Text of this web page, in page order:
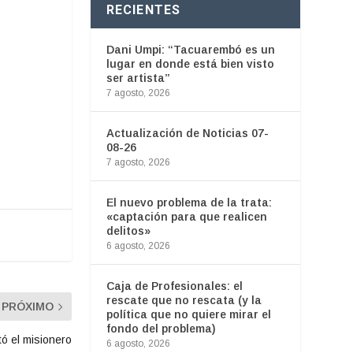
PRÓXIMO
el misionero
RECIENTES
Dani Umpi: “Tacuarembó es un
lugar en donde está bien visto
ser artista”
7 agosto, 2026
Actualización de Noticias 07-
08-26
7 agosto, 2026
El nuevo problema de la trata:
«captación para que realicen
delitos»
6 agosto, 2026
Caja de Profesionales: el
rescate que no rescata (y la
política que no quiere mirar el
fondo del problema)
6 agosto, 2026